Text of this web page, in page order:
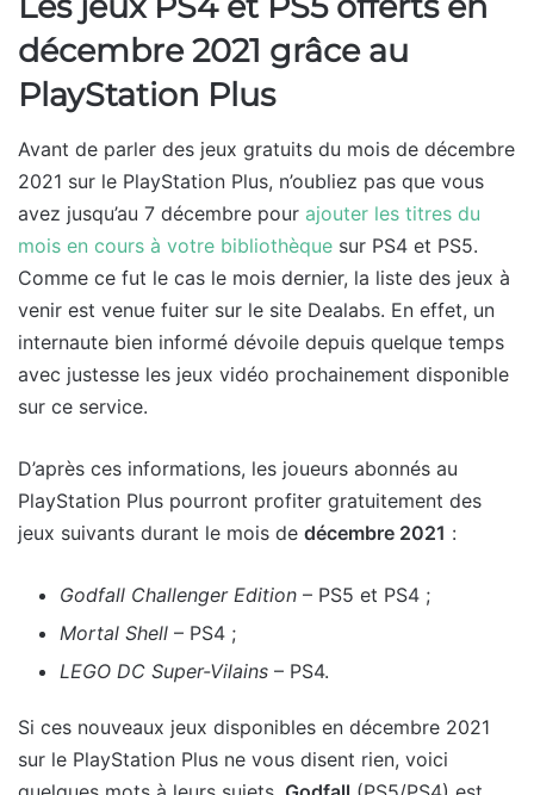
décembre 2021 grâce au
PlayStation Plus
Avant de parler des jeux gratuits du mois de décembre
2021 sur le PlayStation Plus, n’oubliez pas que vous
avez jusqu’au 7 décembre pour ajouter les titres du
mois en cours à votre bibliothèque sur PS4 et PS5.
Comme ce fut le cas le mois dernier, la liste des jeux à
venir est venue fuiter sur le site Dealabs. En effet, un
internaute bien informé dévoile depuis quelque temps
avec justesse les jeux vidéo prochainement disponible
sur ce service.
D’après ces informations, les joueurs abonnés au
PlayStation Plus pourront profiter gratuitement des
jeux suivants durant le mois de décembre 2021 :
Godfall Challenger Edition – PS5 et PS4 ;
Mortal Shell – PS4 ;
LEGO DC Super-Vilains – PS4.
Si ces nouveaux jeux disponibles en décembre 2021
sur le PlayStation Plus ne vous disent rien, voici